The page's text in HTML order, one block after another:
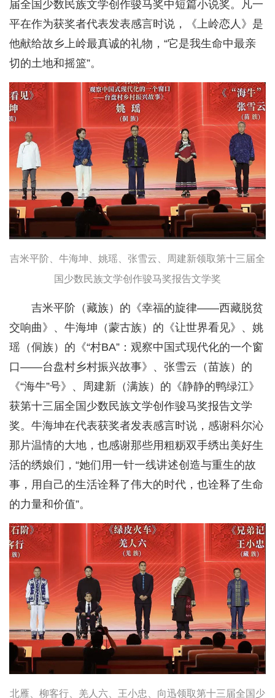
届全国少数民族文学创作骏马奖中短篇小说奖。凡一
平在作为获奖者代表发表感言时说，《上岭恋人》是
他献给故乡上岭最真诚的礼物，“它是我生命中最亲
切的土地和摇篮”。
吉米平阶、牛海坤、姚瑶、张雪云、周建新领取第十三届全
国少数民族文学创作骏马奖报告文学奖
吉米平阶（藏族）的《幸福的旋律——西藏脱贫
交响曲》、牛海坤（蒙古族）的《让世界看见》、姚
瑶（侗族）的《“村BA”：观察中国式现代化的一个窗
口——台盘村乡村振兴故事》、张雪云（苗族）的
《“海牛”号》、周建新（满族）的《静静的鸭绿江》
获第十三届全国少数民族文学创作骏马奖报告文学
奖。牛海坤在代表获奖者发表感言时说，感谢科尔沁
那片温情的大地，也感谢那些用粗粝双手绣出美好生
活的绣娘们，“她们用一针一线讲述创造与重生的故
事，用自己的生活诠释了伟大的时代，也诠释了生命
的力量和价值”。
北雁、柳客行、羌人六、王小忠、向迅领取第十三届全国少